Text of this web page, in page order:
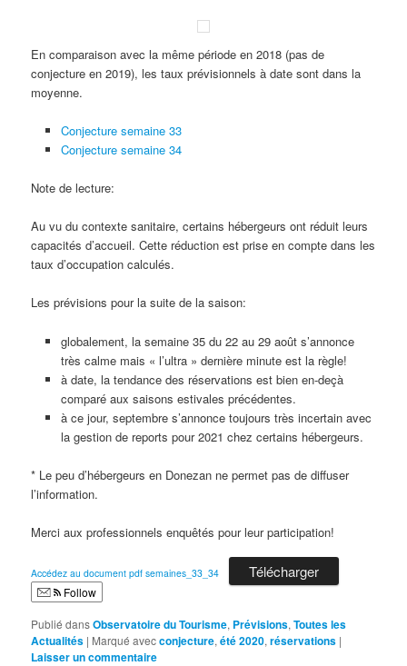
En comparaison avec la même période en 2018 (pas de
conjecture en 2019), les taux prévisionnels à date sont dans la
moyenne.
Conjecture semaine 33
Conjecture semaine 34
Note de lecture:
Au vu du contexte sanitaire, certains hébergeurs ont réduit leurs
capacités d’accueil. Cette réduction est prise en compte dans les
taux d’occupation calculés.
Les prévisions pour la suite de la saison:
globalement, la semaine 35 du 22 au 29 août s’annonce
très calme mais « l’ultra » dernière minute est la règle!
à date, la tendance des réservations est bien en-deçà
comparé aux saisons estivales précédentes.
à ce jour, septembre s’annonce toujours très incertain avec
la gestion de reports pour 2021 chez certains hébergeurs.
* Le peu d’hébergeurs en Donezan ne permet pas de diffuser
l’information.
Merci aux professionnels enquêtés pour leur participation!
Accédez au document pdf semaines_33_34 Télécharger
Follow
Publié dansObservatoire du Tourisme, Prévisions,Toutes les
Actualités | Marqué avecconjecture,été 2020,réservations |
Laisser un commentaire